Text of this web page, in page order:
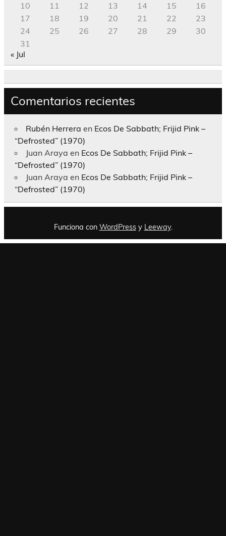
10
11 12 13 14 15
16
17
18 19 20 21 22
23
24
25 26 27 28 29
30
31
« Jul
Comentarios recientes
Rubén Herrera en Ecos De Sabbath; Frijid Pink –
“Defrosted” (1970)
Juan Araya en Ecos De Sabbath; Frijid Pink –
“Defrosted” (1970)
Juan Araya en Ecos De Sabbath; Frijid Pink –
“Defrosted” (1970)
Funciona con WordPressy Leeway.